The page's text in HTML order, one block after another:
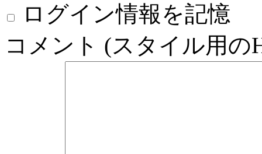
ログイン情報を記憶
コメント (スタイル用